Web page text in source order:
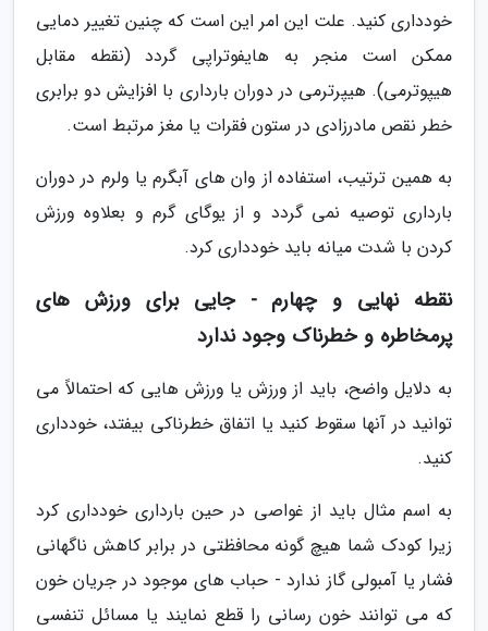
خودداری کنید. علت این امر این است که چنین تغییر دمایی
ممکن است منجر به هایفوتراپی گردد (نقطه مقابل
هیپوترمی). هیپرترمی در دوران بارداری با افزایش دو برابری
خطر نقص مادرزادی در ستون فقرات یا مغز مرتبط است.
به همین ترتیب، استفاده از وان های آبگرم یا ولرم در دوران
بارداری توصیه نمی گردد و از یوگای گرم و بعلاوه ورزش
کردن با شدت میانه باید خودداری کرد.
نقطه نهایی و چهارم - جایی برای ورزش های
پرمخاطره و خطرناک وجود ندارد
به دلایل واضح، باید از ورزش یا ورزش هایی که احتمالاً می
توانید در آنها سقوط کنید یا اتفاق خطرناکی بیفتد، خودداری
کنید.
به اسم مثال باید از غواصی در حین بارداری خودداری کرد
زیرا کودک شما هیچ گونه محافظتی در برابر کاهش ناگهانی
فشار یا آمبولی گاز ندارد - حباب های موجود در جریان خون
که می توانند خون رسانی را قطع نمایند یا مسائل تنفسی